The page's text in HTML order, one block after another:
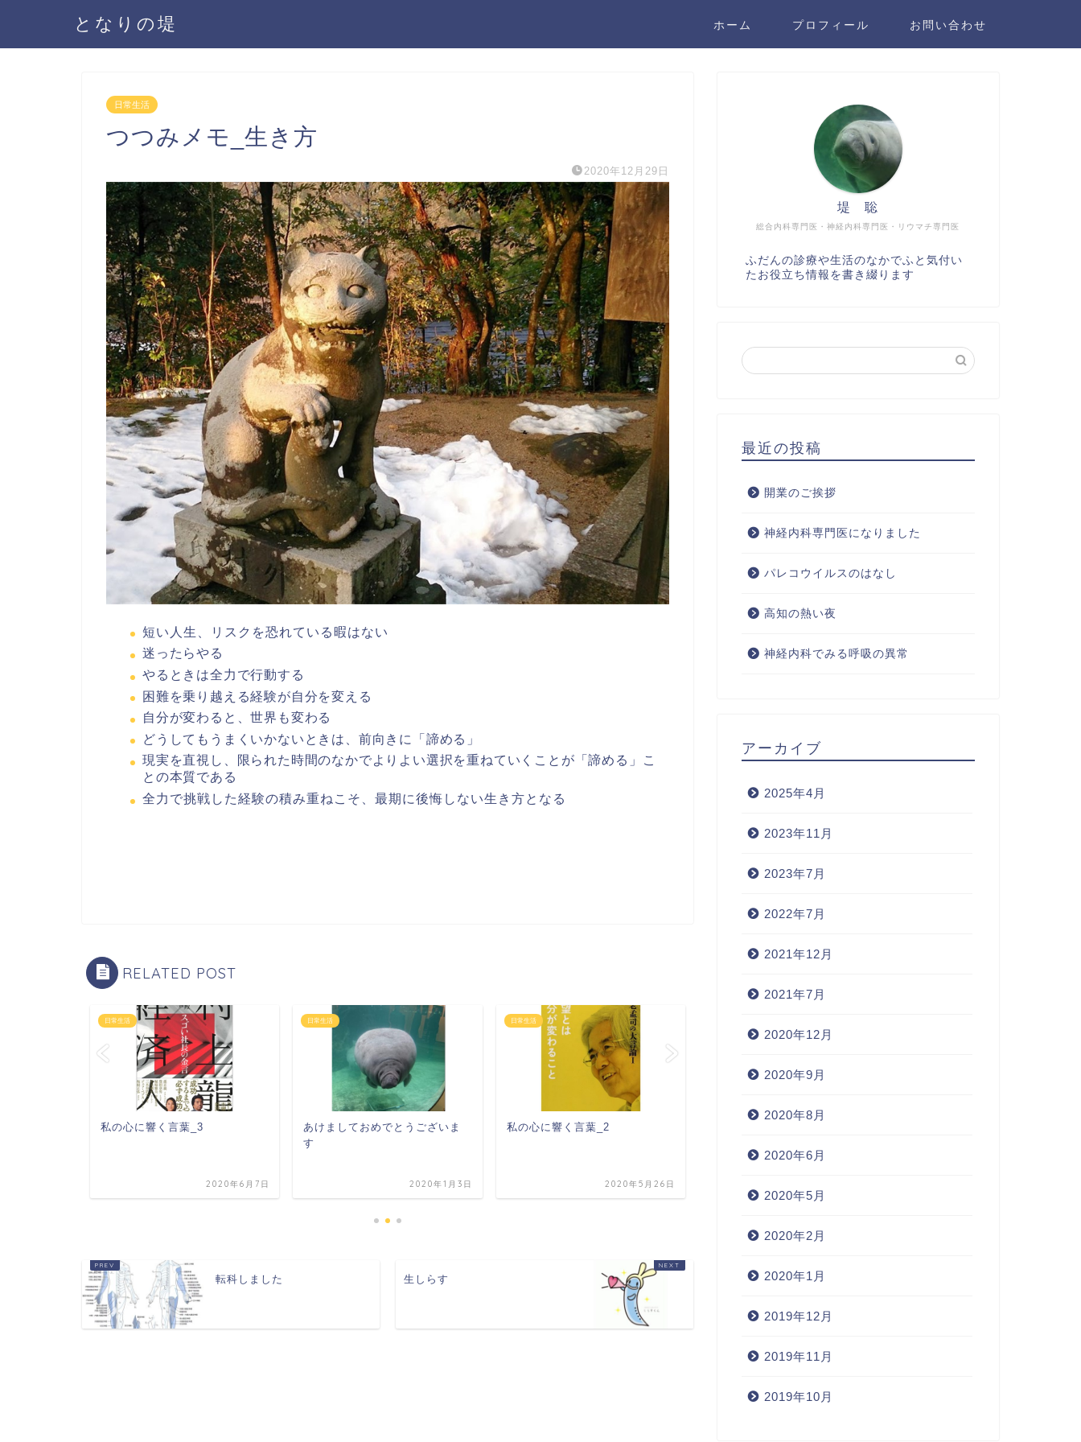
となりの堤 ホーム プロフィール お問い合わせ
日常生活
つつみメモ_生き方
2020年12月29日
短い人生、リスクを恐れている暇はない
迷ったらやる
やるときは全力で行動する
困難を乗り越える経験が自分を変える
自分が変わると、世界も変わる
どうしてもうまくいかないときは、前向きに「諦める」
現実を直視し、限られた時間のなかでよりよい選択を重ねていくことが「諦める」こ
との本質である
全力で挑戦した経験の積み重ねこそ、最期に後悔しない生き方となる
RELATED POST
日常生活
私の心に響く言葉_3
2020年6月7日
日常生活
あけましておめでとうございま
す
2020年1月3日
日常生活
私の心に響く言葉_2
2020年5月26日
転科しました 生しらす
総合内科専門医・神経内科専門医・リウマチ専門医
堤 聡
ふだんの診療や生活のなかでふと気付い
たお役立ち情報を書き綴ります
最近の投稿
開業のご挨拶
神経内科専門医になりました
パレコウイルスのはなし
高知の熱い夜
神経内科でみる呼吸の異常
アーカイブ
2025年4月
2023年11月
2023年7月
2022年7月
2021年12月
2021年7月
2020年12月
2020年9月
2020年8月
2020年6月
2020年5月
2020年2月
2020年1月
2019年12月
2019年11月
2019年10月